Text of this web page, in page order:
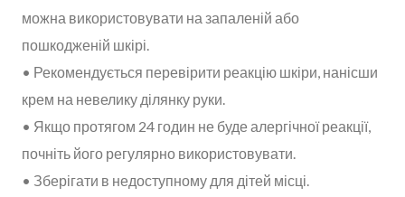
можна використовувати на запаленій або
пошкодженій шкірі.
• Рекомендується перевірити реакцію шкіри, нанісши
крем на невелику ділянку руки.
• Якщо протягом 24 годин не буде алергічної реакції,
почніть його регулярно використовувати.
• Зберігати в недоступному для дітей місці.